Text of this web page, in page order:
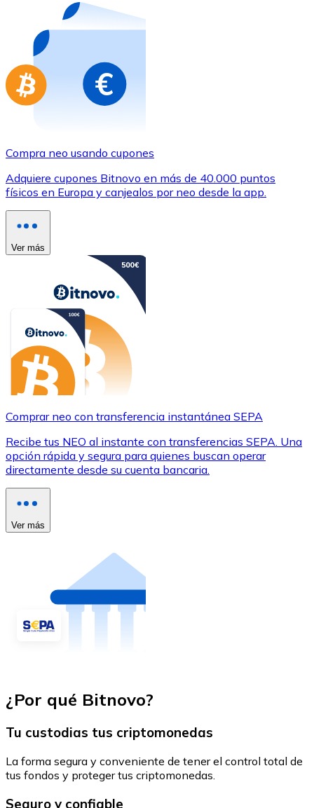
Compra tarjetas regalo de tus marcas favoritas con
Ir a la tienda de tarjetas regalo
Compra neo usando cupones
Adquiere cupones Bitnovo en más de 40.000 puntos
físicos en Europa y canjealos por neo desde la app.
Ver más
Comprar neo con transferencia instantánea SEPA
Recibe tus NEO al instante con transferencias SEPA. Una
opción rápida y segura para quienes buscan operar
directamente desde su cuenta bancaria.
Ver más
¿Por qué Bitnovo?
Tu custodias tus criptomonedas
La forma segura y conveniente de tener el control total de
tus fondos y proteger tus criptomonedas.
Seguro y confiable